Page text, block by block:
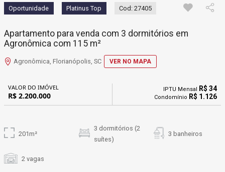
Oportunidade Platinus Top Cod: 27405
Apartamento para venda com 3 dormitórios em
Agronômica com 115 m²
Agronômica, Florianópolis, SC VER NO MAPA
VALOR DO IMÓVEL
R$ 2.200.000
IPTU Mensal R$ 34
Condomínio R$ 1.126
201m²
3 dormitórios (2
suítes)
3 banheiros
2 vagas